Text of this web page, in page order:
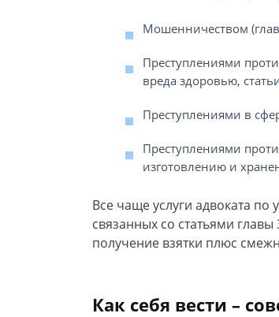
Мошенничеством
Преступлениями
вреда здоровью,
Преступлениями в
Преступлениями
изготовлению и
Все чаще услуги адвоката
связанных со статьями
получение взятки плюс
Как себя вести –